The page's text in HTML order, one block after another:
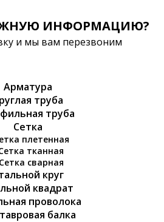
ИНФОРМАЦИЮ?
и мы вам перезвоним
Арматура
труба
труба
Сетка
плетенная
тканная
Сетка сварная
круг
квадрат
проволока
балка